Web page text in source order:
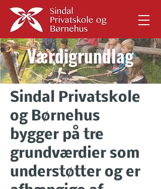
Værdigrundlag
Sindal Privatskole
og Børnehus
bygger på tre
grundværdier som
understøtter og er